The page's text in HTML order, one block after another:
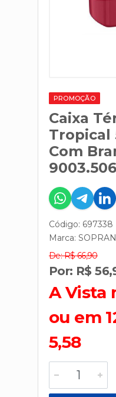
PROMOÇÃO
Caixa
Tropical
Com
Código: 697338
Marca:
De: R$ 66,90
Por: R$
A Vista
ou em
5,58